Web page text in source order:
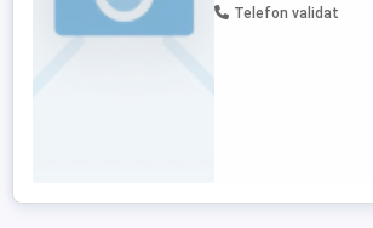
Telefon validat